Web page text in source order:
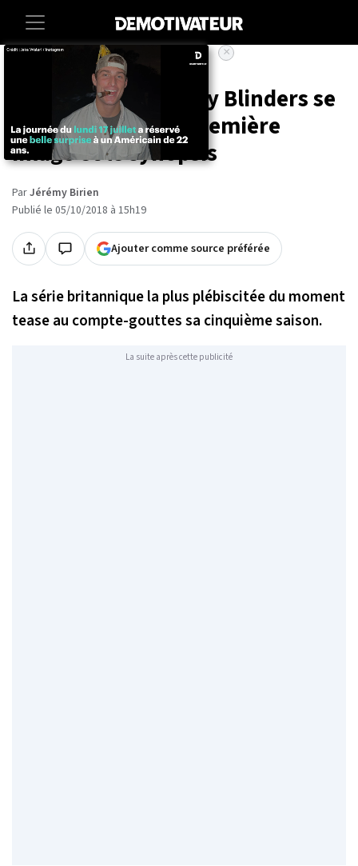
Entertainment
La saison 5 de Peaky Blinders se
dévoile avec une première
image et le synopsis
ParJérémy Birien
Publié le 05/10/2018 à 15h19
Ajouter comme source préférée
La série britannique la plus plébiscitée du moment
tease au compte-gouttes sa cinquième saison.
La suite après cette publicité
×